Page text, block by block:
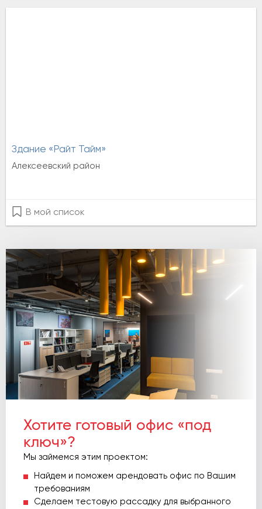
Здание «Райт Тайм»
Алексеевский район
В мой список
Хотите готовый офис «под
ключ»?
Мы займемся этим проектом:
Найдем и поможем арендовать офис по Вашим
требованиям
Сделаем тестовую рассадку для выбранного